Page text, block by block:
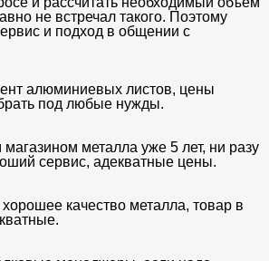
не встречал такого. Поэтому
и подход в общении с
алюминиевых листов, цены
под любые нужды.
металла уже 5 лет, ни разу
сервис, адекватные цены.
качество металла, товар в